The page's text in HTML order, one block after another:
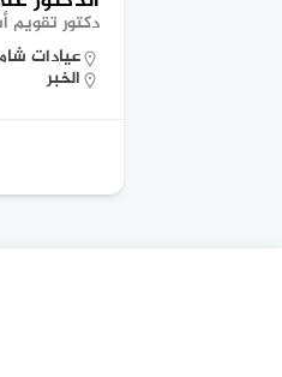
دكتور تقويم
عيادات شام
الخبر